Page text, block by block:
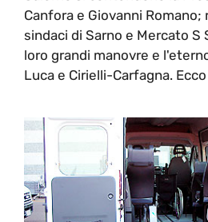
Canfora e Giovanni
sindaci di Sarno e Mercato S
loro grandi manovre e
Luca e Cirielli-Carfagna.